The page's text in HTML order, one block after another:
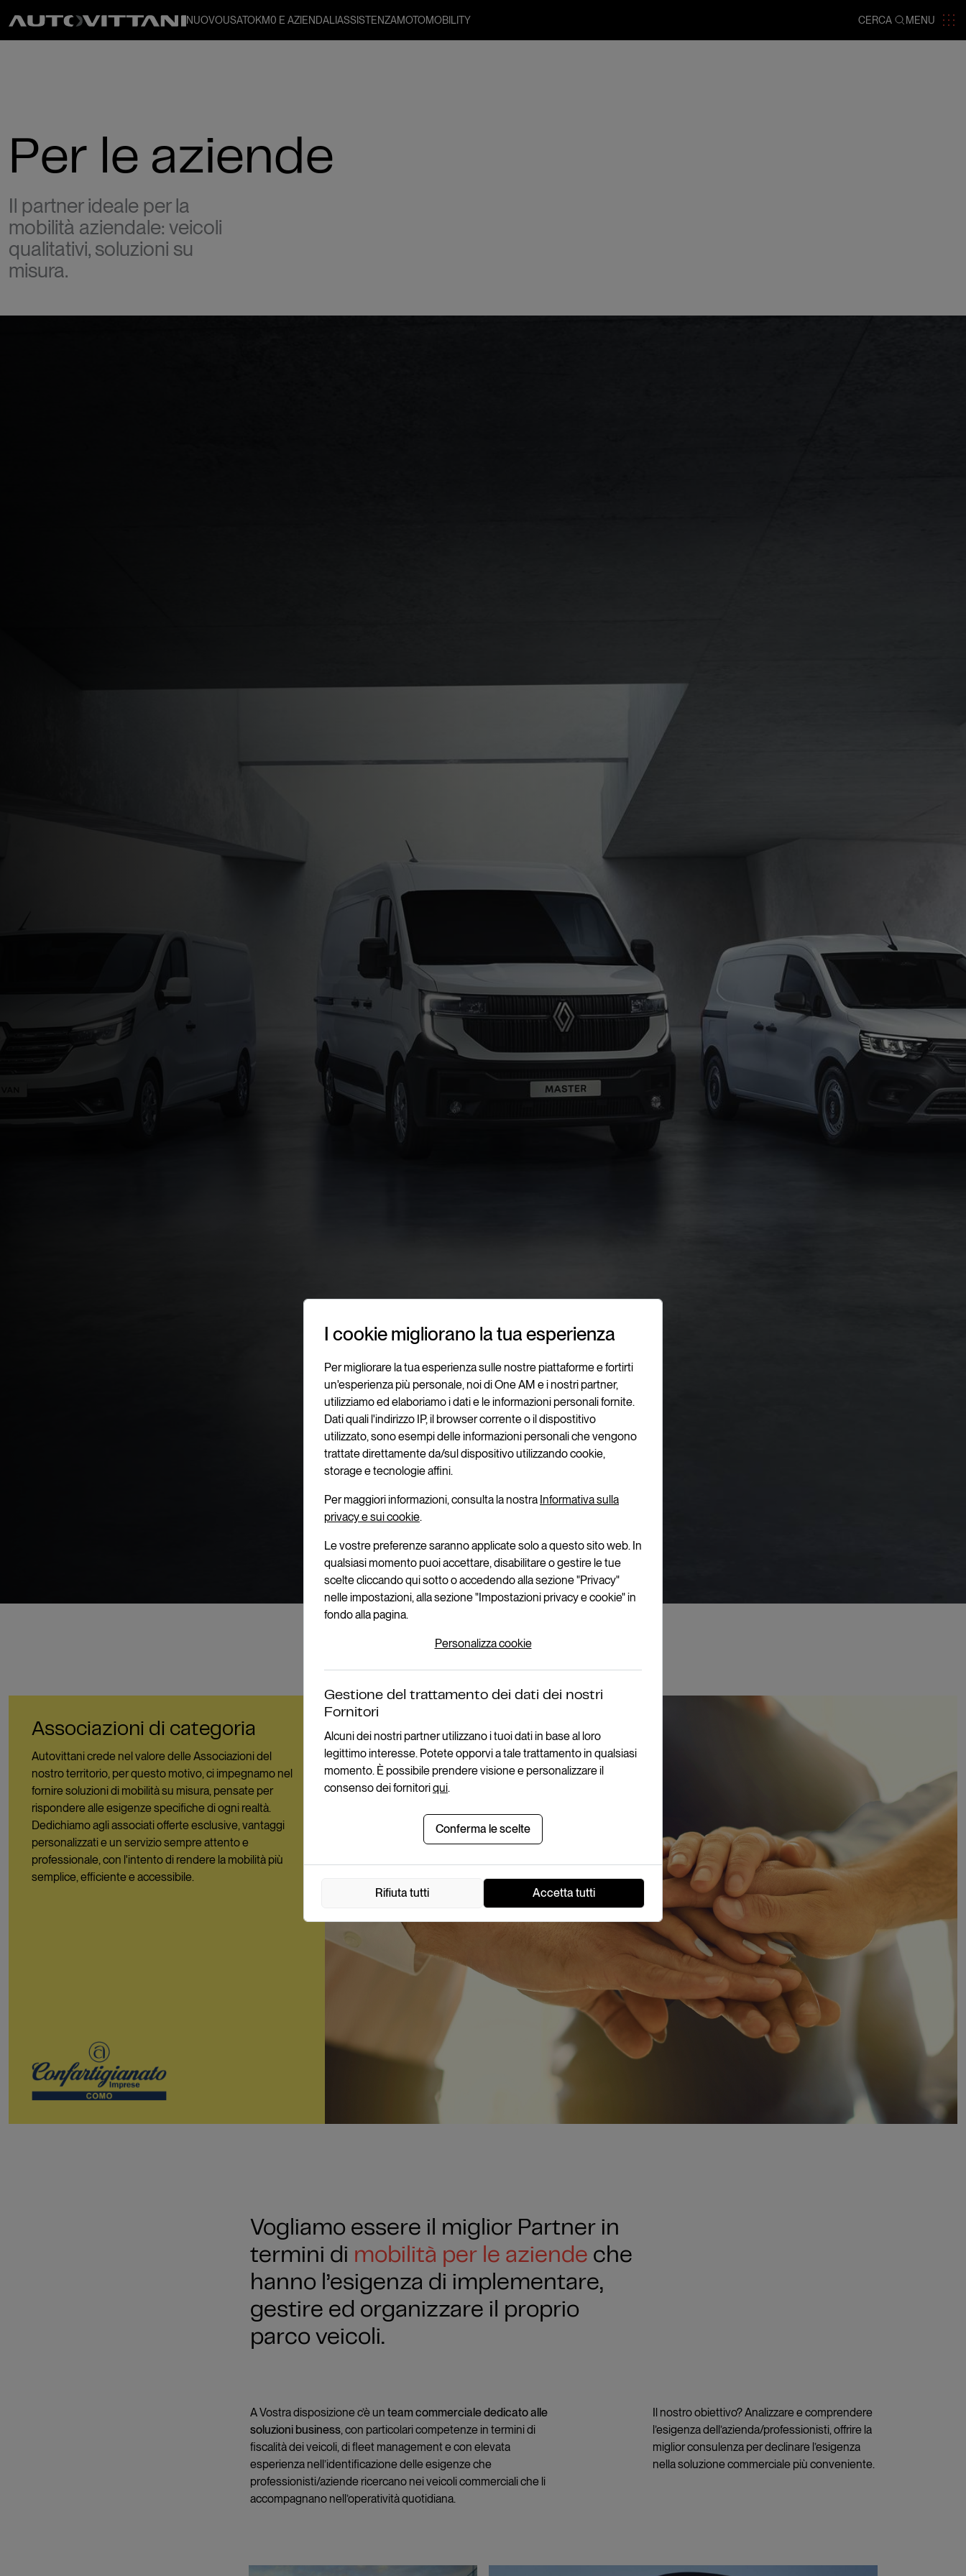
NUOVOUSATOKM0 E AZIENDALIASSISTENZAMOTOMOBILITY CERCA MENU
Per le aziende
Il partner ideale per la
mobilità aziendale: veicoli
qualitativi, soluzioni su
misura.
Associazioni di categoria
Autovittani crede nel valore delle Associazioni del
nostro territorio, per questo motivo, ci impegnamo nel
fornire soluzioni di mobilità su misura, pensate per
rispondere alle esigenze specifiche di ogni realtà.
Dedichiamo agli associati offerte esclusive, vantaggi
personalizzati e un servizio sempre attento e
professionale, con l'intento di rendere la mobilità più
semplice, efficiente e accessibile.
Vogliamo essere il miglior Partner in
termini di mobilità per le aziende che
hanno l’esigenza di implementare,
gestire ed organizzare il proprio
parco veicoli.
A Vostra disposizione c’è un team commerciale dedicato alle
soluzioni business, con particolari competenze in termini di
fiscalità dei veicoli, di fleet management e con elevata
esperienza nell’identificazione delle esigenze che
professionisti/aziende ricercano nei veicoli commerciali che li
accompagnano nell’operatività quotidiana.
Il nostro obiettivo? Analizzare e comprendere
l’esigenza dell’azienda/professionisti, offrire la
miglior consulenza per declinare l’esigenza
nella soluzione commerciale più conveniente.
I cookie migliorano la tua esperienza
Per migliorare la tua esperienza sulle nostre piattaforme e fortirti
un'esperienza più personale, noi di One AM e i nostri partner,
utilizziamo ed elaboriamo i dati e le informazioni personali fornite.
Dati quali l'indirizzo IP, il browser corrente o il dispostitivo
utilizzato, sono esempi delle informazioni personali che vengono
trattate direttamente da/sul dispositivo utilizzando cookie,
storage e tecnologie affini.
Per maggiori informazioni, consulta la nostra Informativa sulla
privacy e sui cookie.
Le vostre preferenze saranno applicate solo a questo sito web. In
qualsiasi momento puoi accettare, disabilitare o gestire le tue
scelte cliccando qui sotto o accedendo alla sezione "Privacy"
nelle impostazioni, alla sezione "Impostazioni privacy e cookie" in
fondo alla pagina.
Personalizza cookie
Gestione del trattamento dei dati dei nostri
Fornitori
Alcuni dei nostri partner utilizzano i tuoi dati in base al loro
legittimo interesse. Potete opporvi a tale trattamento in qualsiasi
momento. È possibile prendere visione e personalizzare il
consenso dei fornitoriqui.
Conferma le scelte
Rifiuta tutti Accetta tutti